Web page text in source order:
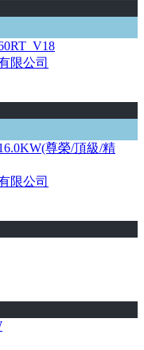
限公司
尊榮/頂級/精
限公司